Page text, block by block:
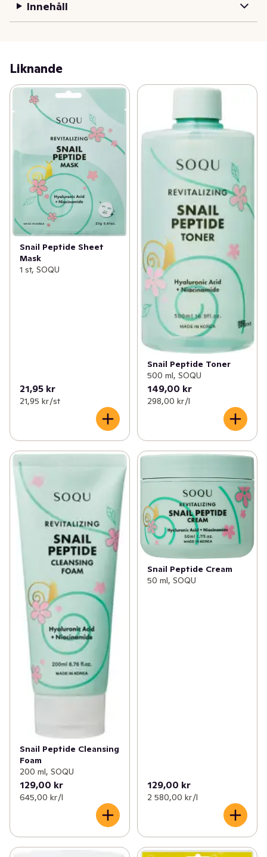
SOQU Snail Essence Pads passar alla hudtyper och är
perfekta för dig som önskar ge din hud en lystergivande
Innehåll
Liknande
Snail Peptide Sheet
Mask
1 st, SOQU
21,95 kr
21,95 kr /st
Snail Peptide Toner
500 ml, SOQU
149,00 kr
298,00 kr /l
Snail Peptide Cleansing
Foam
200 ml, SOQU
129,00 kr
645,00 kr /l
Snail Peptide Cream
50 ml, SOQU
129,00 kr
2 580,00 kr /l